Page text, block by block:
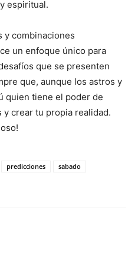
espiritual.
y combinaciones
un enfoque único para
que se presenten
que, aunque los astros y
quien tiene el poder de
crear tu propia realidad.
predicciones
sabado